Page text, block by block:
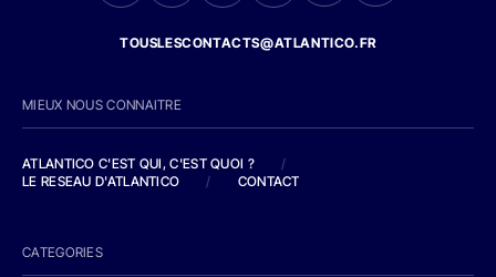
TOUSLESCONTACTS@ATLANTICO.FR
MIEUX NOUS CONNAITRE
ATLANTICO C'EST QUI, C'EST QUOI ?
/
LE RESEAU D'ATLANTICO
/ CONTACT
CATEGORIES